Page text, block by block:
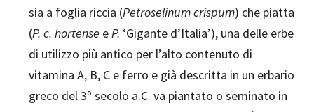
sia a foglia riccia (Petroselinum crispum) che piatta
(P. c. hortense eP. ‘Gigante d’Italia’), una delle erbe
di utilizzo più antico per l’alto contenuto di
vitamina A, B, C e ferro e già descritta in un erbario
greco del 3º secolo a.C. va piantato o seminato in